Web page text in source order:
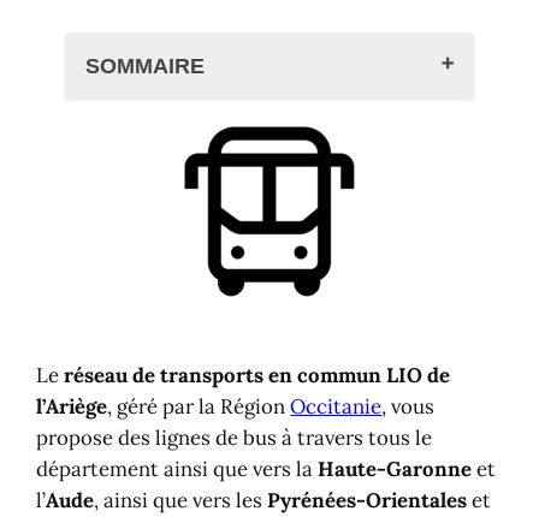
SOMMAIRE
Bus ligne 452 Aulus en Ariège
Arrêts de la ligne 452 Aulus-les-
Bains
Horaires de la ligne 452 Aulus
Correspondances et autres lignes
Leréseau de transports en commun LIO de
l’Ariège, géré par la RégionOccitanie, vous
propose des lignes de bus à travers tous le
département ainsi que vers laHaute-Garonneet
l’Aude, ainsi que vers lesPyrénées-Orientaleset